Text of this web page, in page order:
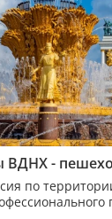
ВДНХ -
по